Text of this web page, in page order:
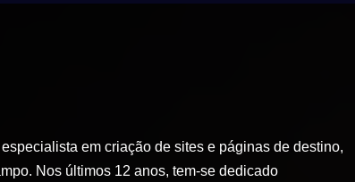
em criação de sites e páginas de destino,
Nos últimos 12 anos, tem-se dedicado